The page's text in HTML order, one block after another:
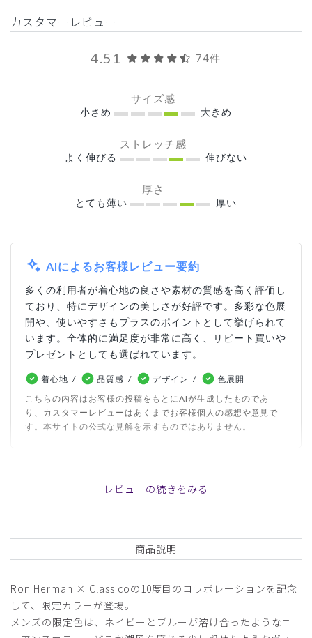
カスタマーレビュー
4.51 74件
サイズ感
小さめ 大きめ
ストレッチ感
よく伸びる 伸びない
厚さ
とても薄い 厚い
AIによるお客様レビュー要約
多くの利用者が着心地の良さや素材の質感を高く評価し
ており、特にデザインの美しさが好評です。多彩な色展
開や、使いやすさもプラスのポイントとして挙げられて
います。全体的に満足度が非常に高く、リピート買いや
プレゼントとしても選ばれています。
着心地 品質感 デザイン
色展開
こちらの内容はお客様の投稿をもとにAIが生成したものであ
り、カスタマーレビューはあくまでお客様個人の感想や意見で
す。本サイトの公式な見解を示すものではありません。
50代 171-175cm
サイズ感小さめ
大きめ
ストレッチ感
レビューの続きをみる
商品説明
Ron Herman × Classicoの10度目のコラボレーションを記念
して、限定カラーが登場。
メンズの限定色は、ネイビーとブルーが溶け合ったようなニ